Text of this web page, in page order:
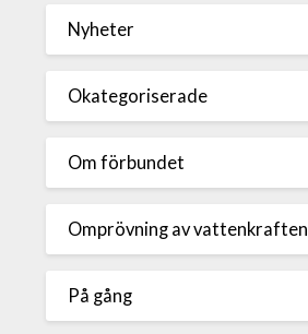
Nyheter
Okategoriserade
Om förbundet
Omprövning av vattenkraften
På gång